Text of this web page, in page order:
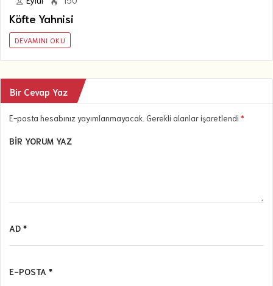
Köfte Yahnisi
DEVAMINI OKU
Bir Cevap Yaz
E-posta hesabınız yayımlanmayacak. Gerekli alanlar işaretlendi *
BIR YORUM YAZ
AD *
E-POSTA *